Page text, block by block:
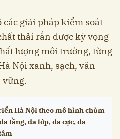
giải pháp kiểm soát
thải rắn được kỳ vọng
lượng môi trường, từng
Nội xanh, sạch, văn
Hà Nội theo mô hình chùm
tầng, đa lớp, đa cực, đa